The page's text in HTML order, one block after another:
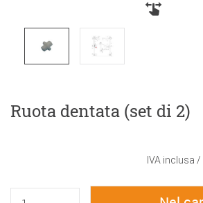
Ruota dentata (set di 2)
IVA inclusa /